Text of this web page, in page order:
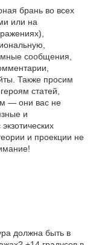
брань во всех
или на
сообщения,
Также просим
статей,
— они вас не
и
и проекции не
должна быть в